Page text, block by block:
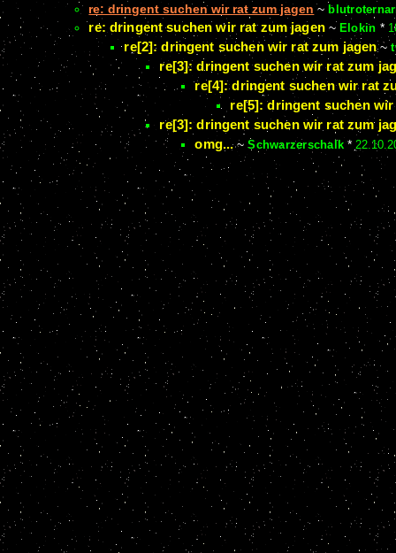
re: dringent suchen wir rat zum jagen ~
re: dringent suchen wir rat zum jagen~ Elokin *
re[2]: dringent suchen wir rat zum jagen~
re[3]: dringent suchen wir rat zum
re[4]: dringent suchen wir rat
re[5]: dringent suchen
re[3]: dringent suchen wir rat zum
omg...~Schwarzerschalk *